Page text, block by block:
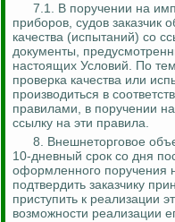
7.1. В поручении на
приборов, судов заказчик
качества (испытаний) со
документы,
настоящих Условий. По
проверка качества или
производиться в
правилами, в поручении
ссылку на эти правила.
8. Внешнеторговое
10-дневный срок со дня
оформленного поручения
подтвердить заказчику
приступить к реализации
возможности реализации